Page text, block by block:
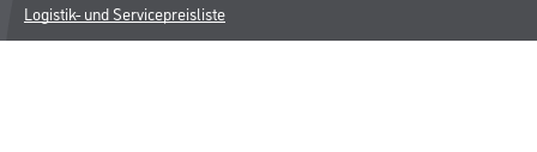
Logistik- und Servicepreisliste
Impressum